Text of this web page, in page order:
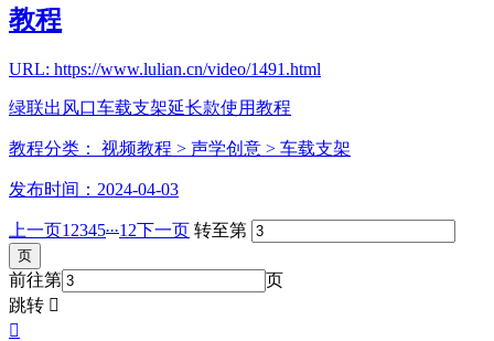
教程
URL: https://www.lulian.cn/video/1491.html
绿联出风口车载支架延长款使用教程
教程分类： 视频教程 > 声学创意 > 车载支架
发布时间：2024-04-03
上一页1 2345...12下一页 转至第
前往第
页
跳转 
